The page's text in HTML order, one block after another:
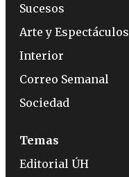
Sucesos
Arte y Espectáculos
Interior
Correo Semanal
Sociedad
Temas
Editorial ÚH